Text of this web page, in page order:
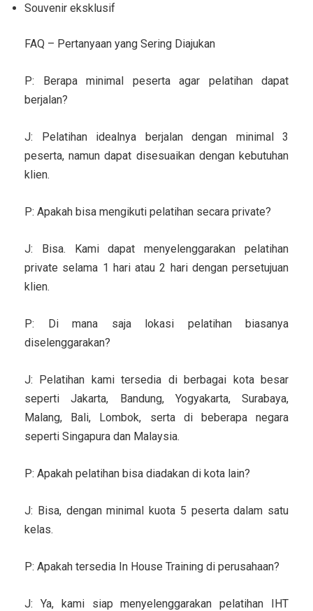
Souvenir eksklusif
FAQ – Pertanyaan yang Sering Diajukan
P: Berapa minimal peserta agar pelatihan dapat
berjalan?
J: Pelatihan idealnya berjalan dengan minimal 3
peserta, namun dapat disesuaikan dengan kebutuhan
klien.
P: Apakah bisa mengikuti pelatihan secara private?
J: Bisa. Kami dapat menyelenggarakan pelatihan
private selama 1 hari atau 2 hari dengan persetujuan
klien.
P: Di mana saja lokasi pelatihan biasanya
diselenggarakan?
J: Pelatihan kami tersedia di berbagai kota besar
seperti Jakarta, Bandung, Yogyakarta, Surabaya,
Malang, Bali, Lombok, serta di beberapa negara
seperti Singapura dan Malaysia.
P: Apakah pelatihan bisa diadakan di kota lain?
J: Bisa, dengan minimal kuota 5 peserta dalam satu
kelas.
P: Apakah tersedia In House Training di perusahaan?
J: Ya, kami siap menyelenggarakan pelatihan IHT